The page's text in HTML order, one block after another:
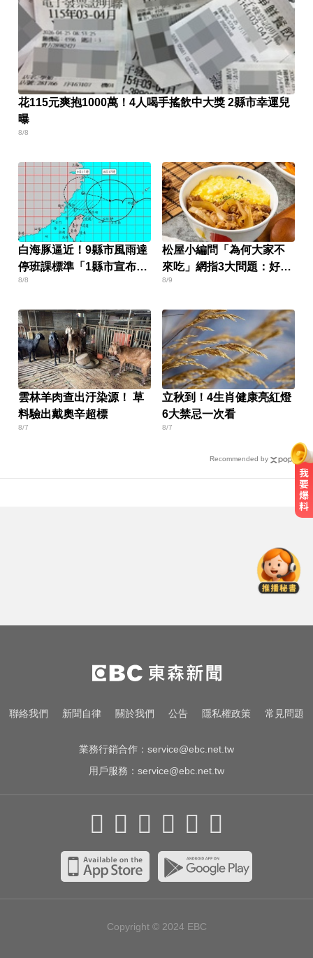
花115元爽抱1000萬！4人喝手搖飲中大獎 2縣市幸運兒
曝
8/8
白海豚逼近！9縣市風雨達
停班課標準「1縣市宣布
了」
8/8
松屋小編問「為何大家不
來吃」網指3大問題：好牌
打到爛
8/9
雲林羊肉查出汙染源！ 草
料驗出戴奧辛超標
8/7
立秋到！4生肖健康亮紅燈
6大禁忌一次看
8/7
Recommended by
女性罹難
國巨狂瀉逾6成！高盛、花旗喊買進
專家揭背後真相
MLB／鄭宗哲3A敲安貢獻3打點 鄧
聯絡我們 新聞自律 關於我們 公告 隱私權政策 常見問題
業務行銷合作： service@ebc.net.tw
用戶服務： service@ebc.net.tw
Copyright © 2024 EBC